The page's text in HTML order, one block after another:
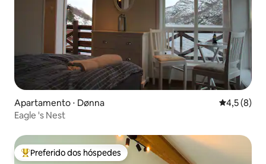
Apartamento ⋅ Dønna 4,5 de
4,5 (8)
Eagle 's Nest
Entre os melhores preferidos dos hóspedes
Preferido dos hóspedes